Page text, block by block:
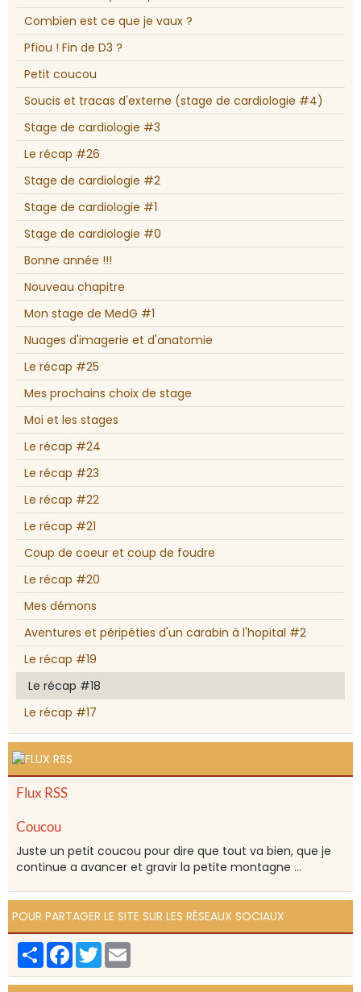
Combien est ce que je vaux ?
Pfiou ! Fin de D3 ?
Petit coucou
Soucis et tracas d'externe (stage de cardiologie #4)
Stage de cardiologie #3
Le récap #26
Stage de cardiologie #2
Stage de cardiologie #1
Stage de cardiologie #0
Bonne année !!!
Nouveau chapitre
Mon stage de MedG #1
Nuages d'imagerie et d'anatomie
Le récap #25
Mes prochains choix de stage
Moi et les stages
Le récap #24
Le récap #23
Le récap #22
Le récap #21
Coup de coeur et coup de foudre
Le récap #20
Mes démons
Aventures et péripéties d'un carabin à l'hopital #2
Le récap #19
Le récap #18
Le récap #17
Flux RSS
Coucou
Juste un petit coucou pour dire que tout va bien, que je
continue a avancer et gravir la petite montagne ...
POUR PARTAGER LE SITE SUR LES RÉSEAUX SOCIAUX
PartagerFacebook
Twitter